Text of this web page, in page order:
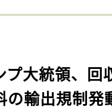
プ大統領、回
の輸出規制発